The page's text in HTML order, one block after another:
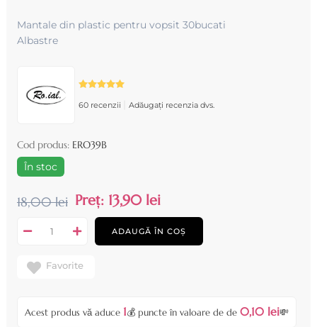
Mantale din plastic pentru vopsit 30bucati
Albastre
60 recenzii Adăugați recenzia dvs.
Cod produs: ERO39B
În stoc
18,00 lei Preț: 13,90 lei
ADAUGĂ ÎN COȘ
Favorite
Acest produs vă aduce 1💰 puncte în valoare de de 0,10 lei💸